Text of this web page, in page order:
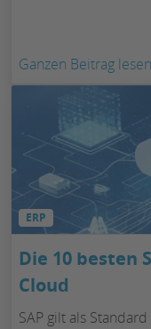
Ganzen Beitrag lesen
ERP
Die 10 besten
Cloud
SAP gilt als